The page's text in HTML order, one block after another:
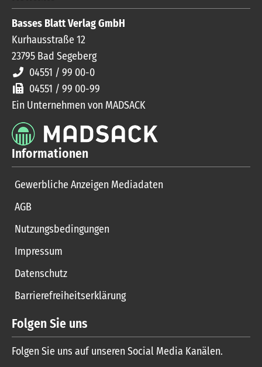
Basses Blatt Verlag GmbH
Kurhausstraße 12
23795 Bad Segeberg
04551 / 99 00-0
04551 / 99 00-99
Ein Unternehmen von MADSACK
Informationen
Gewerbliche Anzeigen Mediadaten
AGB
Nutzungsbedingungen
Impressum
Datenschutz
Barrierefreiheitserklärung
Folgen Sie uns
Folgen Sie uns auf unseren Social Media Kanälen.